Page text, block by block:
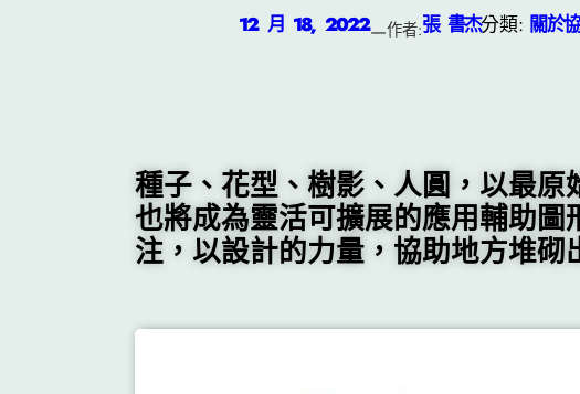
12 月 18, 2022—作者:張 書杰分類: 關於
種子、花型、樹影、人圓，以最
也將成為靈活可擴展的應用輔助
注，以設計的力量，協助地方堆砌